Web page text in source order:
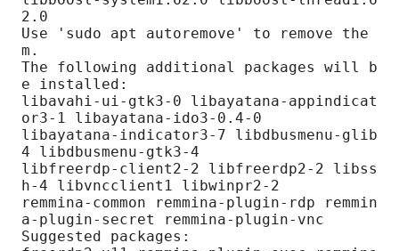
2.0
Use 'sudo apt autoremove' to remove the
m.
The following additional packages will b
e installed:
libavahi-ui-gtk3-0 libayatana-appindicat
or3-1 libayatana-ido3-0.4-0
libayatana-indicator3-7 libdbusmenu-glib
4 libdbusmenu-gtk3-4
libfreerdp-client2-2 libfreerdp2-2 libss
h-4 libvncclient1 libwinpr2-2
remmina-common remmina-plugin-rdp remmin
a-plugin-secret remmina-plugin-vnc
Suggested packages: